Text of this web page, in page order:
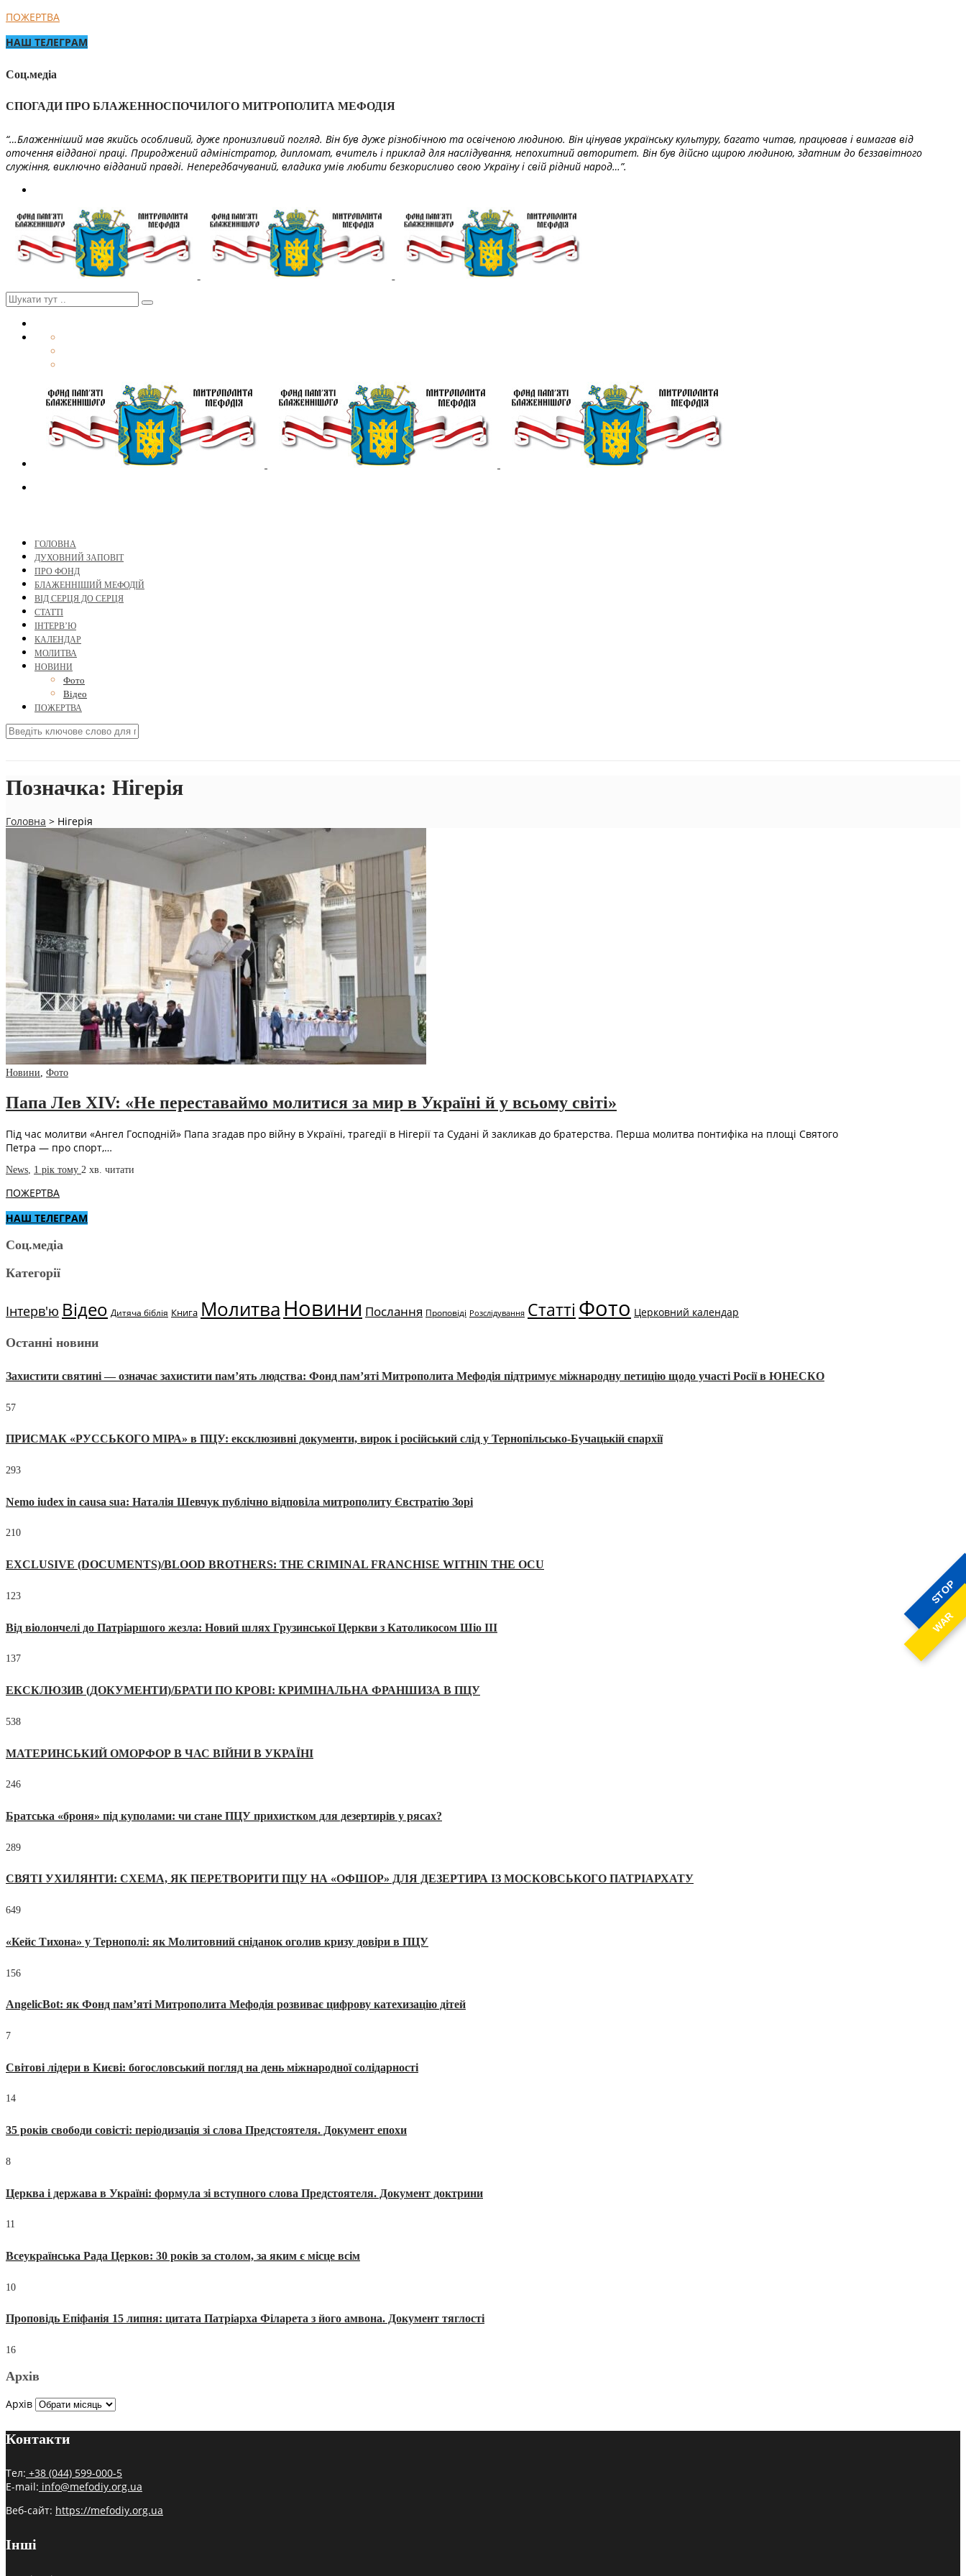
STOP
WAR
ПОЖЕРТВА
НАШ ТЕЛЕГРАМ
Соц.медіа
СПОГАДИ ПРО БЛАЖЕННОСПОЧИЛОГО МИТРОПОЛИТА МЕФОДІЯ
“…Блаженніший мав якийсь особливий, дуже пронизливий погляд. Він був дуже різнобічною та освіченою людиною. Він цінував українську культуру, багато читав, працював і вимагав від
оточення відданої праці. Природжений адміністратор, дипломат, вчитель і приклад для наслідування, непохитний авторитет. Він був дійсно щирою людиною, здатним до беззавітного
служіння, виключно відданий правді. Непередбачуваний, владика умів любити безкорисливо свою Україну і свій рідний народ…”.
ГОЛОВНА
ДУХОВНИЙ ЗАПОВІТ
ПРО ФОНД
БЛАЖЕННІШИЙ МЕФОДІЙ
ВІД СЕРЦЯ ДО СЕРЦЯ
СТАТТІ
ІНТЕРВ’Ю
КАЛЕНДАР
МОЛИТВА
НОВИНИ
Фото
Відео
ПОЖЕРТВА
Позначка: Нігерія
Головна > Нігерія
Новини, Фото
Папа Лев XIV: «Не переставаймо молитися за мир в Україні й у всьому світі»
Під час молитви «Ангел Господній» Папа згадав про війну в Україні, трагедії в Нігерії та Судані й закликав до братерства. Перша молитва понтифіка на площі Святого
Петра — про спорт,…
News, 1 рік тому 2 хв. читати
ПОЖЕРТВА
НАШ ТЕЛЕГРАМ
Соц.медіа
Категорії
Інтерв'ю Відео Дитяча біблія Книга МолитваНовини Послання Проповіді Розслідування Статті Фото Церковний календар
Останні новини
Захистити святині — означає захистити пам’ять людства: Фонд пам’яті Митрополита Мефодія підтримує міжнародну петицію щодо участі Росії в ЮНЕСКО
57
ПРИСМАК «РУССЬКОГО МІРА» в ПЦУ: ексклюзивні документи, вирок і російський слід у Тернопільсько-Бучацькій єпархії
293
Nemo iudex in causa sua: Наталія Шевчук публічно відповіла митрополиту Євстратію Зорі
210
EXCLUSIVE (DOCUMENTS)/BLOOD BROTHERS: THE CRIMINAL FRANCHISE WITHIN THE OCU
123
Від віолончелі до Патріаршого жезла: Новий шлях Грузинської Церкви з Католикосом Шіо III
137
ЕКСКЛЮЗИВ (ДОКУМЕНТИ)/БРАТИ ПО КРОВІ: КРИМІНАЛЬНА ФРАНШИЗА В ПЦУ
538
МАТЕРИНСЬКИЙ ОМОРФОР В ЧАС ВІЙНИ В УКРАЇНІ
246
Братська «броня» під куполами: чи стане ПЦУ прихистком для дезертирів у рясах?
289
СВЯТІ УХИЛЯНТИ: СХЕМА, ЯК ПЕРЕТВОРИТИ ПЦУ НА «ОФШОР» ДЛЯ ДЕЗЕРТИРА ІЗ МОСКОВСЬКОГО ПАТРІАРХАТУ
649
«Кейс Тихона» у Тернополі: як Молитовний сніданок оголив кризу довіри в ПЦУ
156
AngelicBot: як Фонд пам’яті Митрополита Мефодія розвиває цифрову катехизацію дітей
7
Світові лідери в Києві: богословський погляд на день міжнародної солідарності
14
35 років свободи совісті: періодизація зі слова Предстоятеля. Документ епохи
8
Церква і держава в Україні: формула зі вступного слова Предстоятеля. Документ доктрини
11
Всеукраїнська Рада Церков: 30 років за столом, за яким є місце всім
10
Проповідь Епіфанія 15 липня: цитата Патріарха Філарета з його амвона. Документ тяглості
16
Архів
Архів
Контакти
Тел: +38 (044) 599-000-5
E-mail: info@mefodiy.org.ua
Веб-сайт: https://mefodiy.org.ua
Інші